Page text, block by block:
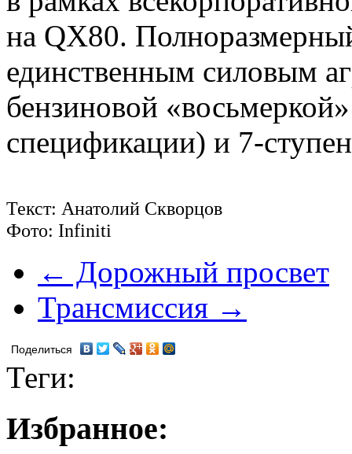
на QX80.
единственным силовым
бензиновой
спецификации) и 7-
Текст: Анатолий Скворцов
Фото: Infiniti
← Дорожный просвет
Трансмиссия →
Поделиться
Теги:
Избранное: